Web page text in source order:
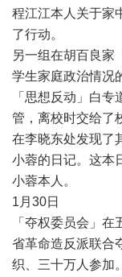
程江江本人关于家
了行动。
另一组在胡百良家
学生家庭政治情况
「思想反动」白
管，离校时交给了
在李晓东处发现了
小蓉的日记。这本
小蓉本人。
1 月 30日
「夺权委员会」
省革命造反派联合
织、三十万人参加